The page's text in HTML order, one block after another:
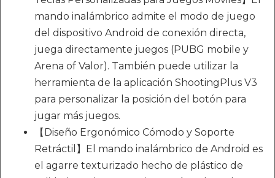
mando inalámbrico admite el modo de juego
del dispositivo Android de conexión directa,
juega directamente juegos (PUBG mobile y
Arena of Valor). También puede utilizar la
herramienta de la aplicación ShootingPlus V3
para personalizar la posición del botón para
jugar más juegos.
【Diseño Ergonómico Cómodo y Soporte
Retráctil】El mando inalámbrico de Android es
el agarre texturizado hecho de plástico de